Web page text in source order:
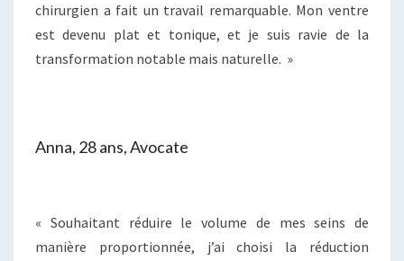
chirurgien a fait un travail remarquable. Mon ventre
est devenu plat et tonique, et je suis ravie de la
transformation notable mais naturelle. »
Anna, 28 ans, Avocate
« Souhaitant réduire le volume de mes seins de
manière proportionnée, j’ai choisi la réduction